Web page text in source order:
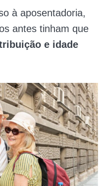
à aposentadoria,
antes tinham que
e idade